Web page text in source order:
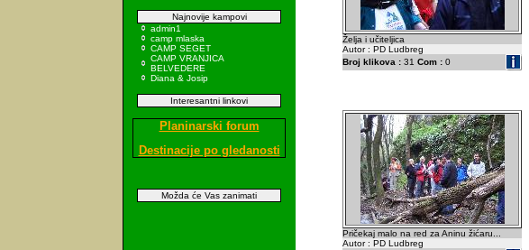
Najnovije kampovi
admin1
camp mlaska
CAMP SEGET
CAMP VRANJICA
BELVEDERE
Diana & Josip
Interesantni linkovi
Planinarski forum
Destinacije po gledanosti
Možda će Vas zanimati
Želja i učiteljica
Autor : PD Ludbreg
Broj klikova : 31 Com : 0
Pričekaj malo na red za Aninu žićaru...
Autor : PD Ludbreg